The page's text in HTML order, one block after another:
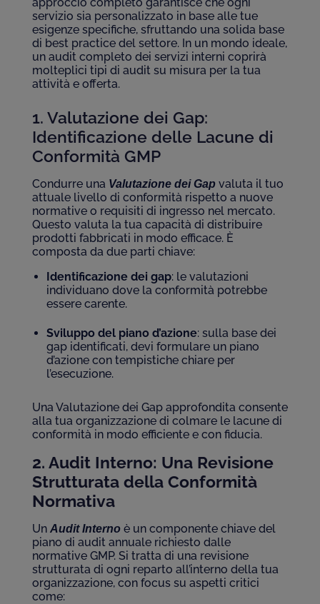
approccio completo garantisce che ogni
servizio sia personalizzato in base alle tue
esigenze specifiche, sfruttando una solida base
di best practice del settore. In un mondo ideale,
un audit completo dei servizi interni coprirà
molteplici tipi di audit su misura per la tua
attività e offerta.
1. Valutazione dei Gap:
Identificazione delle Lacune di
Conformità GMP
Condurre una Valutazione dei Gap valuta il tuo
attuale livello di conformità rispetto a nuove
normative o requisiti di ingresso nel mercato.
Questo valuta la tua capacità di distribuire
prodotti fabbricati in modo efficace. È
composta da due parti chiave:
Identificazione dei gap: le valutazioni
individuano dove la conformità potrebbe
essere carente.
Sviluppo del piano d’azione: sulla base dei
gap identificati, devi formulare un piano
d’azione con tempistiche chiare per
l’esecuzione.
Una Valutazione dei Gap approfondita consente
alla tua organizzazione di colmare le lacune di
conformità in modo efficiente e con fiducia.
2. Audit Interno: Una Revisione
Strutturata della Conformità
Normativa
Un Audit Interno è un componente chiave del
piano di audit annuale richiesto dalle
normative GMP. Si tratta di una revisione
strutturata di ogni reparto all’interno della tua
organizzazione, con focus su aspetti critici
come: